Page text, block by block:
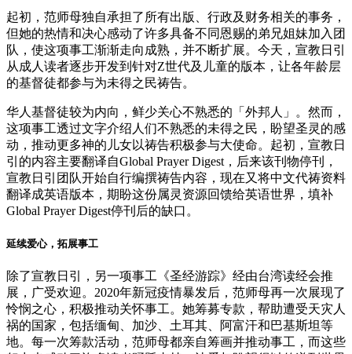
起初，范师母独自承担了所有出版、行政及财务相关的事务，
但她的热情和决心感动了许多具备不同恩赐的弟兄姐妹加入团
队，使这项事工渐渐走向成熟，并不断扩展。今天，宣教日引
从成人读者逐步开发到针对Z世代及儿童的版本，让各年龄层
的基督徒都参与为未得之民祷告。
华人基督徒较为内向，鲜少关心不熟悉的「外邦人」。然而，
这项事工透过文字介绍人们不熟悉的未得之民，盼望圣灵的感
动，推动更多神的儿女以祷告积极参与大使命。起初，宣教日
引的内容主要翻译自Global Prayer Digest，后来该刊物停刊，
宣教日引团队开始自行编撰祷告内容，现在又将中文代祷资料
翻译成英语版本，期盼这份属灵资源回馈给英语世界，填补
Global Prayer Digest停刊后的缺口。
延续爱心，拓展事工
除了宣教日引，另一项事工《圣经游踪》经由台湾读经会推
展，广受欢迎。2020年新冠疫情暴发后，范师母再一次展现了
怜悯之心，积极推动关怀事工。她筹募专款，帮助遭受天灾人
祸的国家，包括缅甸、加沙、土耳其、阿富汗和巴基斯坦等
地。每一次筹款活动，范师母都亲自筹画并推动事工，而这些